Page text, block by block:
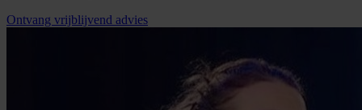
Ontvang vrijblijvend advies